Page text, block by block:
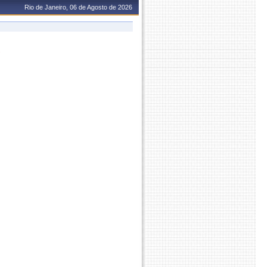
Rio de Janeiro, 06 de Agosto de 2026